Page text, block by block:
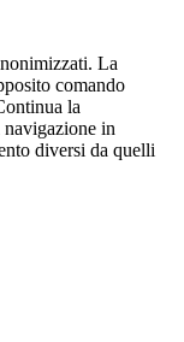
La
comando
la
in
diversi da quelli